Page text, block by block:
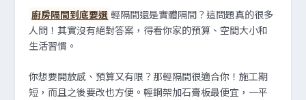
廚房隔間到底要選 輕隔間還是實體隔間？這問題真的很多
人問！其實沒有絕對答案，得看你家的預算、空間大小和
生活習慣。
你想要開放感、預算又有限？那輕隔間很適合你！施工期
短，而且之後要改也方便。輕鋼架加石膏板最便宜，一平